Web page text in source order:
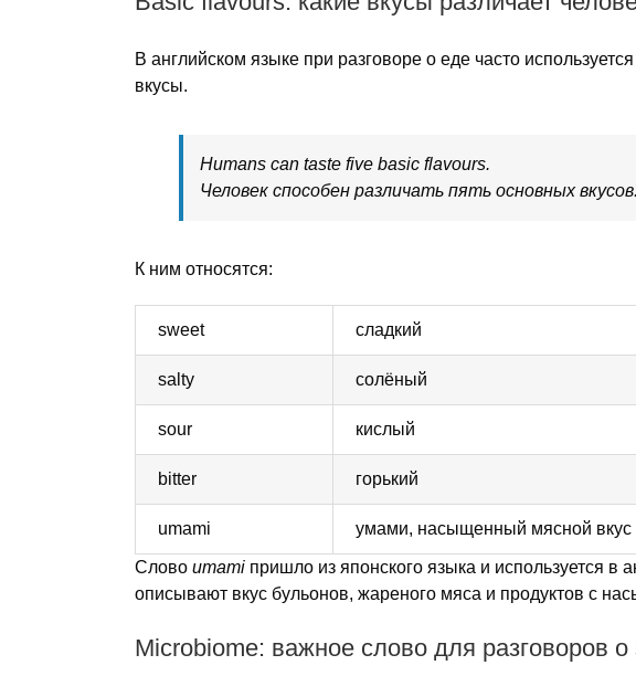
В английском языке при разговоре о еде часто
вкусы.
Humans can taste five basic flavours.
Человек способен различать пять основных вкусов.
К ним относятся:
sweet сладкий
salty солёный
sour кислый
bitter горький
umami умами, насыщенный мясной вкус
Слово umami пришло из японского языка и используется в
описывают вкус бульонов, жареного мяса и продуктов с
Microbiome: важное слово для разговоров о